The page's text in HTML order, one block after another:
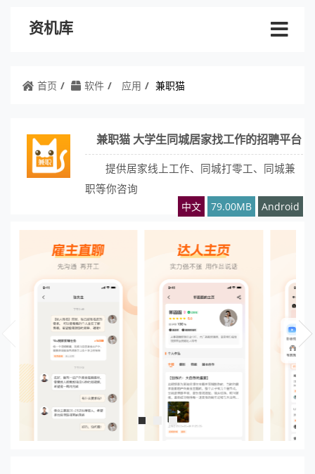
资机库
首页 软件 应用 兼职猫
兼职猫 大学生同城居家找工作的招聘平台
提供居家线上工作、同城打零工、同城兼
职等你咨询
中文 79.00MB Android